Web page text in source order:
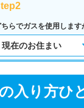
ちらでガスを使用します
入り方ひ